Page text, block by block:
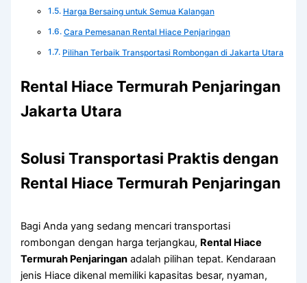
Harga Bersaing untuk Semua Kalangan
Cara Pemesanan Rental Hiace Penjaringan
Pilihan Terbaik Transportasi Rombongan di Jakarta Utara
Rental Hiace Termurah Penjaringan
Jakarta Utara
Solusi Transportasi Praktis dengan
Rental Hiace Termurah Penjaringan
Bagi Anda yang sedang mencari transportasi
rombongan dengan harga terjangkau, Rental Hiace
Termurah Penjaringan adalah pilihan tepat. Kendaraan
jenis Hiace dikenal memiliki kapasitas besar, nyaman,